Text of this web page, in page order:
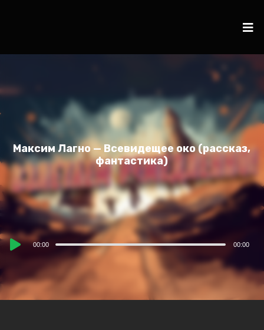
Максим Лагно — Всевидещее око (рассказ,
фантастика)
Audio00:00 00:00